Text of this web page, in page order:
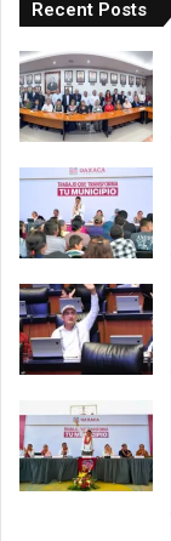
Recent Posts